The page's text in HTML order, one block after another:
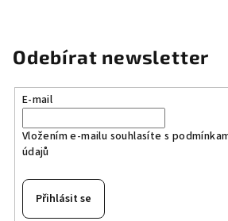
Odebírat newsletter
E-mail
Vložením e-mailu souhlasíte s
údajů
Přihlásit se